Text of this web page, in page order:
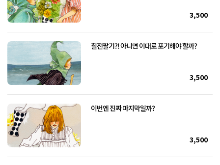
3,500
칠전팔기?! 아니면 이대로 포기해야 할까?
3,500
이번엔 진짜 마지막일까?
3,500